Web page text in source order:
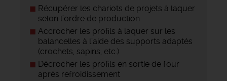
Récupérer les chariots de projets à laquer
selon l’ordre de production
Accrocher les profils à laquer sur les
balancelles à l’aide des supports adaptés
(crochets, sapins, etc.)
Décrocher les profils en sortie de four
après refroidissement